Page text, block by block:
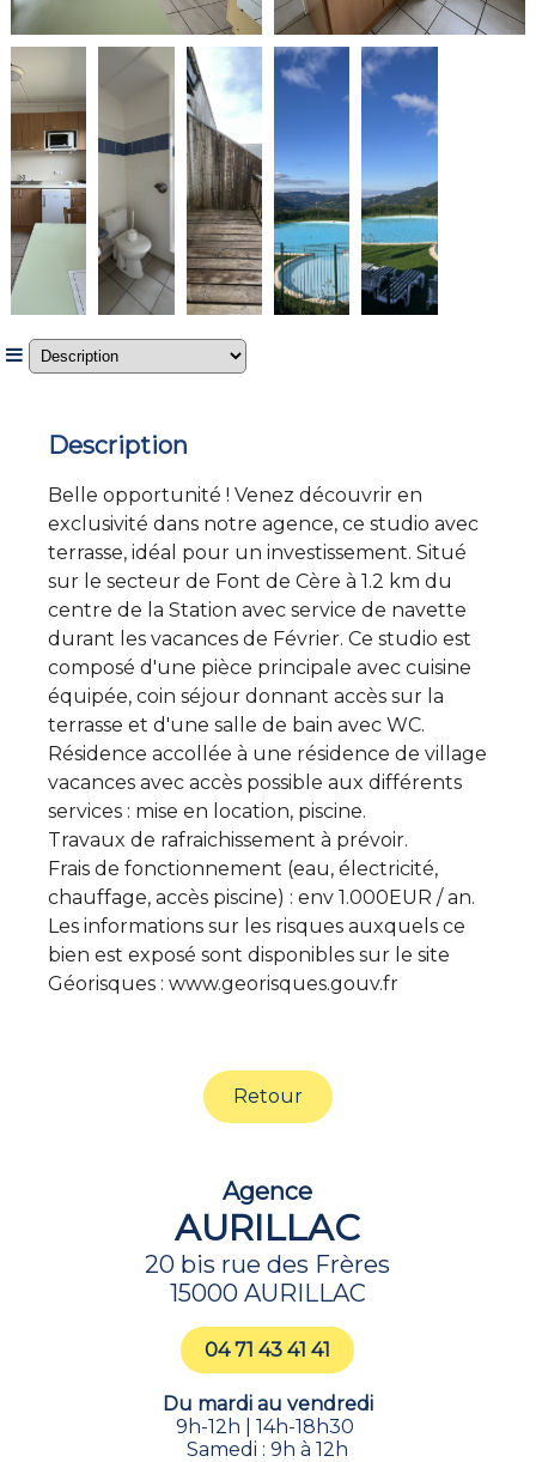
Description
Belle opportunité ! Venez découvrir en
exclusivité dans notre agence, ce studio avec
terrasse, idéal pour un investissement. Situé
sur le secteur de Font de Cère à 1.2 km du
centre de la Station avec service de navette
durant les vacances de Février. Ce studio est
composé d'une pièce principale avec cuisine
équipée, coin séjour donnant accès sur la
terrasse et d'une salle de bain avec WC.
Résidence accollée à une résidence de village
vacances avec accès possible aux différents
services : mise en location, piscine.
Travaux de rafraichissement à prévoir.
Frais de fonctionnement (eau, électricité,
chauffage, accès piscine) : env 1.000EUR / an.
Les informations sur les risques auxquels ce
bien est exposé sont disponibles sur le site
Géorisques : www.georisques.gouv.fr
Retour
Agence
AURILLAC
20 bis rue des Frères
15000 AURILLAC
04 71 43 41 41
Du mardi au vendredi
9h-12h | 14h-18h30
Samedi : 9h à 12h